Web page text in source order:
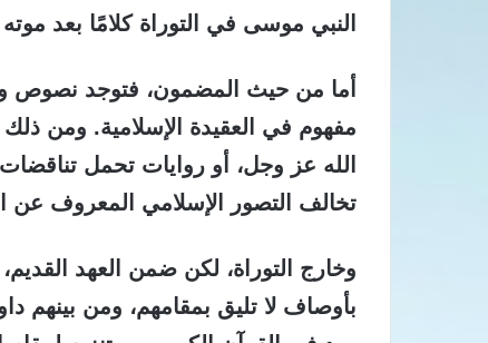
النبي موسى في التوراة كلامًا بعد
أما من حيث المضمون، فتوجد نصوص
مفهوم في العقيدة الإسلامية. ومن ذلك
الله عز وجل، أو روايات تحمل
تخالف التصور الإسلامي المعروف عن
وخارج التوراة، لكن ضمن العهد
بأوصاف لا تليق بمقامهم، ومن بينهم